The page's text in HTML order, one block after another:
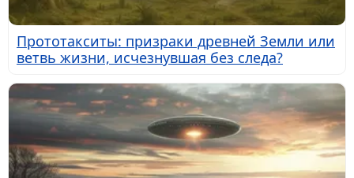
Прототакситы: призраки древней Земли или
ветвь жизни, исчезнувшая без следа?